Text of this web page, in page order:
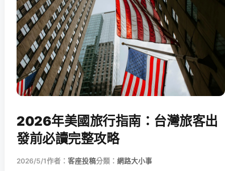
2026年美國旅行指南：台灣旅客出
發前必讀完整攻略
2026/5/1作者： 客座投稿分類： 網路大小事